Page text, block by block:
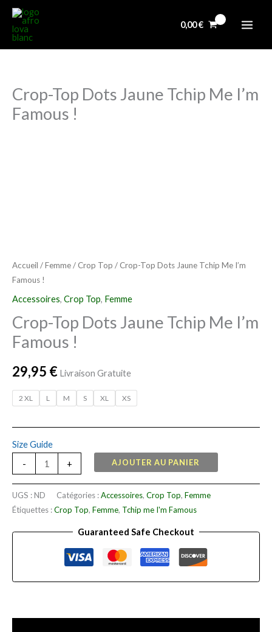
Aller
contenu
0,00€
Crop-Top Dots Jaune Tchip Me I’m
Famous !
Accueil /Femme/ Crop Top / Crop-Top Dots Jaune Tchip Me I’m
Famous !
Accessoires, Crop Top, Femme
Crop-Top Dots Jaune Tchip Me I’m
Famous !
29,95 € Livraison Gratuite
2 XL L M S XL XS
Size Guide
-
Me
I'm
Famous
+ AJOUTER AU PANIER
UGS :ND Catégories :Accessoires, Crop Top, Femme
Étiquettes :Crop Top, Femme, Tchip me I'm Famous
Guaranteed Safe Checkout